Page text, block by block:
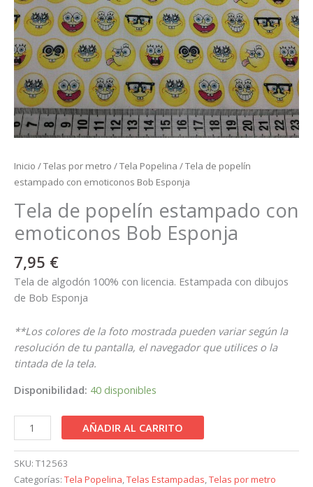
Inicio /Telas por metro /Tela Popelina / Tela de popelín
estampado con emoticonos Bob Esponja
Tela de popelín estampado con
emoticonos Bob Esponja
7,95 €
Tela de algodón 100% con licencia. Estampada con dibujos
de Bob Esponja
**Los colores de la foto mostrada pueden variar según la
resolución de tu pantalla, el navegador que utilices o la
tintada de la tela.
Disponibilidad: 40 disponibles
AÑADIR AL CARRITO
SKU: T12563
Categorías: Tela Popelina,Telas Estampadas,Telas por metro